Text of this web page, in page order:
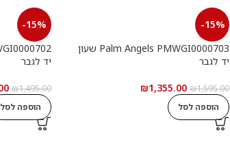
-15%
Palm Angels PMWGI0000703 שעון
יד לגבר
₪1,595.00
₪1,355.00
הוספה לסל
-15%
יד לגבר
₪1,495.00
הוספה לסל